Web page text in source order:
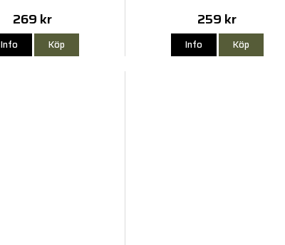
269 kr
Info Köp
259 kr
Info Köp